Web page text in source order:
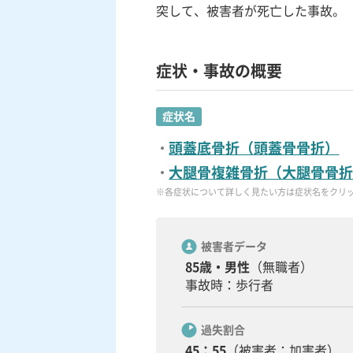
突して、被害者が死亡した事故。
症状・事故の概要
症状名
頭蓋底骨折（頭蓋骨骨折）
大腿骨複雑骨折（大腿骨骨折
※各症状について詳しく見たい方は症状名をクリ
被害者データ
85歳・男性 （無職者）
事故時：歩行者
過失割合